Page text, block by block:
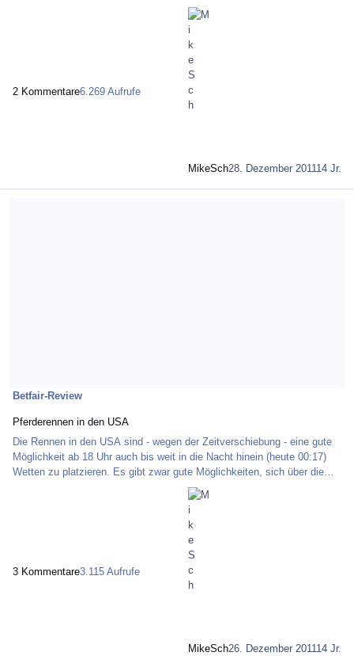
jeden Kandidaten, dass sowohl die Einsätze auf die anderen der "Favo-
Gruppe" rauskamen und noch ein "Sahnhäubchen" dazu. Seitdem wird
diese Vorgehensweise als "Dutching" bezeichnet. Speziell für
Pferderennen mit maximal 6 Favoriten findet man auch einen
"Dutching-Calculator" auf der Site www
2 Kommentare6.269 Aufrufe
MikeSch28. Dezember 201114 Jr.
Betfair-Review
Pferderennen in den USA
Die Rennen in den USA sind - wegen der Zeitverschiebung - eine gute
Möglichkeit ab 18 Uhr auch bis weit in die Nacht hinein (heute 00:17)
Wetten zu platzieren. Es gibt zwar gute Möglichkeiten, sich über die
Form der Pferde, Jockeys, Trainer und Züchter zu informieren, aber mir
1.Galopp-Rennen in Philadelphia (Montag, 26.12.2011 18:10) und das
1.Galopp-Rennen in Gulfstream Park ausgewählt. Aus den Charts
3 Kommentare3.115 Aufrufe
MikeSch26. Dezember 201114 Jr.